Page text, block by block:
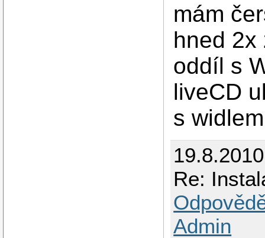
mám
hned 2x
oddíl s
liveCD
s
Re:
Admin